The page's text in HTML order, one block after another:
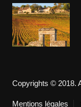
Copyrights © 2018.
Mentions légales